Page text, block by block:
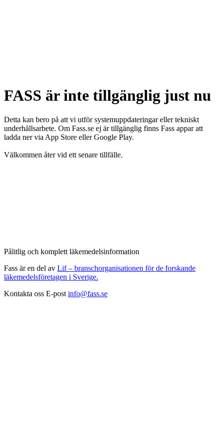
FASS är inte tillgänglig just nu
Detta kan bero på att vi utför systemuppdateringar eller tekniskt
underhållsarbete. Om Fass.se ej är tillgänglig finns Fass appar att
ladda ner via App Store eller Google Play.
Välkommen åter vid ett senare tillfälle.
Pålitlig och komplett läkemedelsinformation
Fass är en del av Lif – branschorganisationen för de forskande
läkemedelsföretagen i Sverige.
Kontakta oss E-post info@fass.se